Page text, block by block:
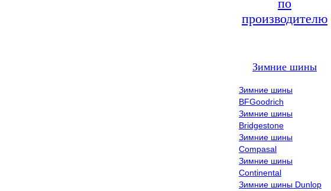
по
производителю
Зимние шины
Зимние шины
BFGoodrich
Зимние шины
Bridgestone
Зимние шины
Compasal
Зимние шины
Continental
Зимние шины Dunlop